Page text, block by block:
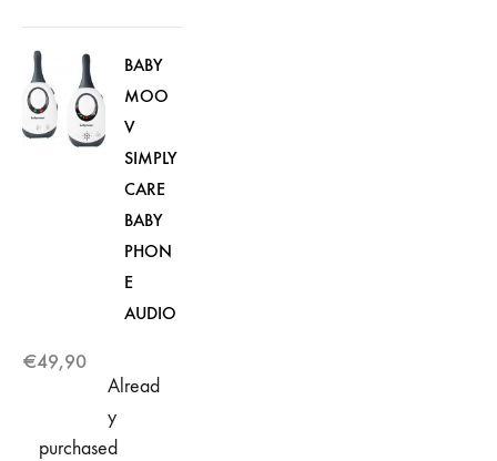
BABY
MOO
V
SIMPLY
CARE
BABY
PHON
E
AUDIO
€49,90
Alread
y
purchased